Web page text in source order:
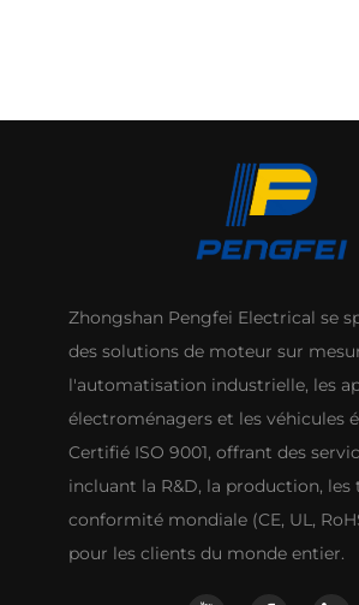
Zhongshan Pengfei Electrical se
des solutions de moteur sur
l'automatisation industrielle, les
électroménagers et les véhicules
Certifié ISO 9001, offrant des
incluant la R&D, la production, les
conformité mondiale (CE, UL,
pour les clients du monde entier.